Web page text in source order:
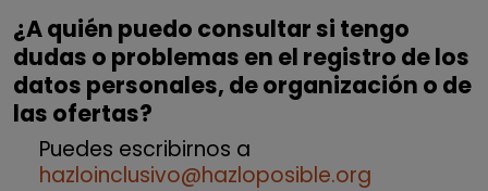
¿A quién puedo consultar si tengo
dudas o problemas en el registro de los
datos personales, de organización o de
las ofertas?
Puedes escribirnos a
hazloinclusivo@hazloposible.org